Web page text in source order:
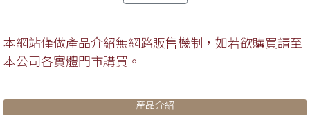
本網站僅做產品介紹無網路販售機制，如若欲購買請至
本公司各實體門市購買。
產品介紹